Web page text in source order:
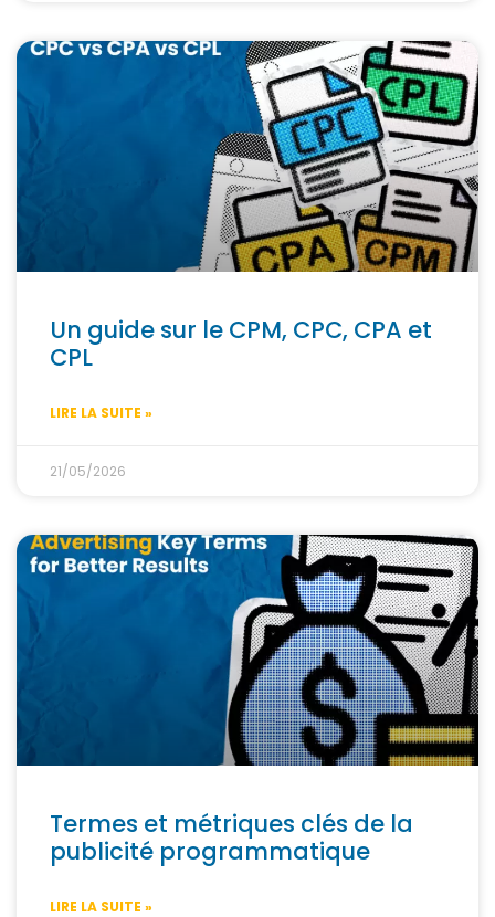
Un guide sur le CPM, CPC, CPA et
CPL
LIRE LA SUITE »
21/05/2026
Termes et métriques clés de la
publicité programmatique
LIRE LA SUITE »